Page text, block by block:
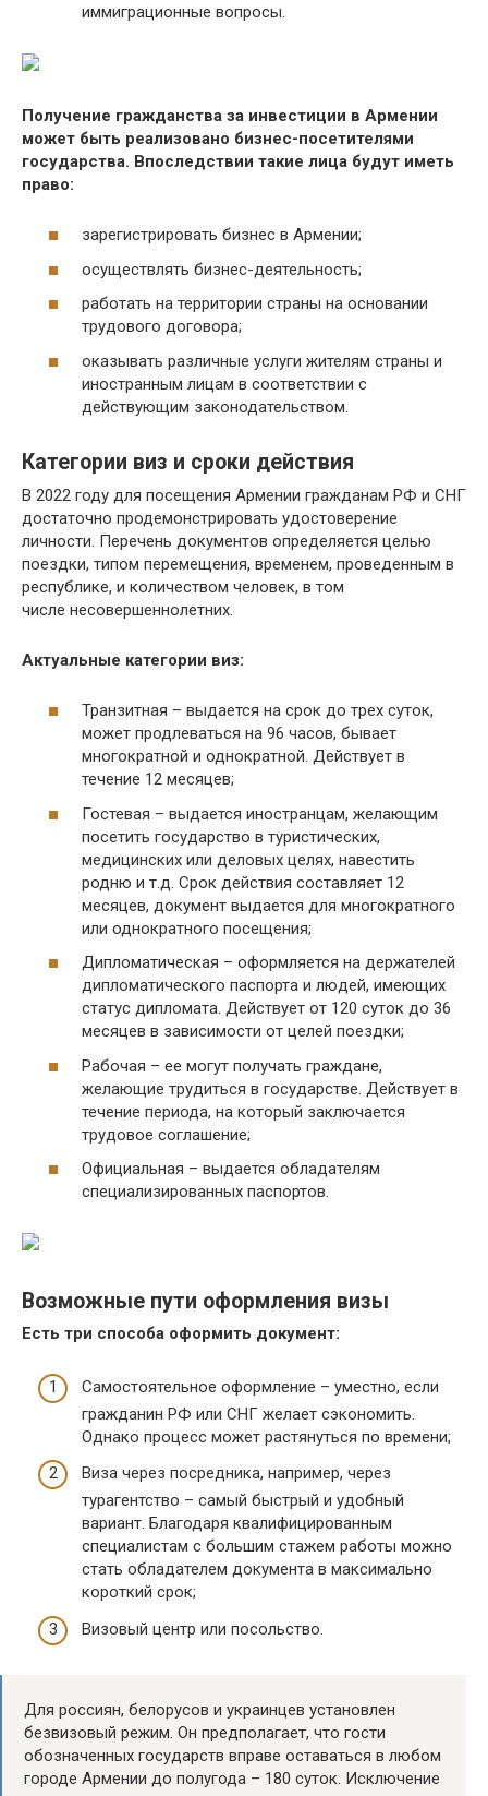
иммиграционные вопросы.
Получение гражданства за инвестиции в Армении
может быть реализовано бизнес-посетителями
государства. Впоследствии такие лица будут иметь
право:
зарегистрировать бизнес в Армении;
осуществлять бизнес-деятельность;
работать на территории страны на основании
трудового договора;
оказывать различные услуги жителям страны и
иностранным лицам в соответствии с
действующим законодательством.
Категории виз и сроки действия
В 2022 году для посещения Армении гражданам РФ и СНГ
достаточно продемонстрировать удостоверение
личности. Перечень документов определяется целью
поездки, типом перемещения, временем, проведенным в
республике, и количеством человек, в том
числе несовершеннолетних.
Актуальные категории виз:
Транзитная – выдается на срок до трех суток,
может продлеваться на 96 часов, бывает
многократной и однократной. Действует в
течение 12 месяцев;
Гостевая – выдается иностранцам, желающим
посетить государство в туристических,
медицинских или деловых целях, навестить
родню и т.д. Срок действия составляет 12
месяцев, документ выдается для многократного
или однократного посещения;
Дипломатическая – оформляется на держателей
дипломатического паспорта и людей, имеющих
статус дипломата. Действует от 120 суток до 36
месяцев в зависимости от целей поездки;
Рабочая – ее могут получать граждане,
желающие трудиться в государстве. Действует в
течение периода, на который заключается
трудовое соглашение;
Официальная – выдается обладателям
специализированных паспортов.
Возможные пути оформления визы
Есть три способа оформить документ:
Самостоятельное оформление – уместно, если
гражданин РФ или СНГ желает сэкономить.
Однако процесс может растянуться по времени;
Виза через посредника, например, через
турагентство – самый быстрый и удобный
вариант. Благодаря квалифицированным
специалистам с большим стажем работы можно
стать обладателем документа в максимально
короткий срок;
Визовый центр или посольство.
Для россиян, белорусов и украинцев установлен
безвизовый режим. Он предполагает, что гости
обозначенных государств вправе оставаться в любом
городе Армении до полугода – 180 суток. Исключение